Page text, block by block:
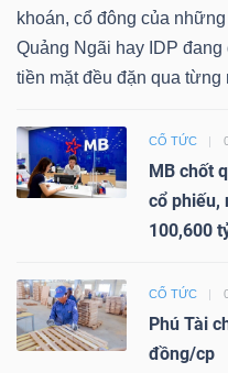
khoán, cổ đông của
Quảng Ngãi hay IDP
tiền mặt đều đặn qua từng
CỔ TỨC
MB chốt
cổ phiếu,
100,600
CỔ TỨC
Phú Tài
đồng/cp